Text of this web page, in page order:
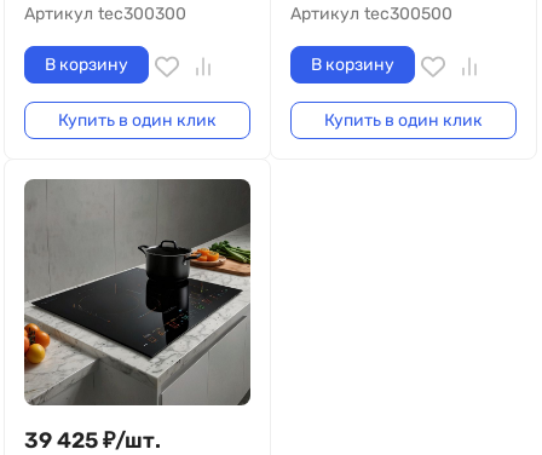
Артикул tec300300
В корзину
Купить в один клик
Артикул tec300500
В корзину
Купить в один клик
39 425₽/шт.